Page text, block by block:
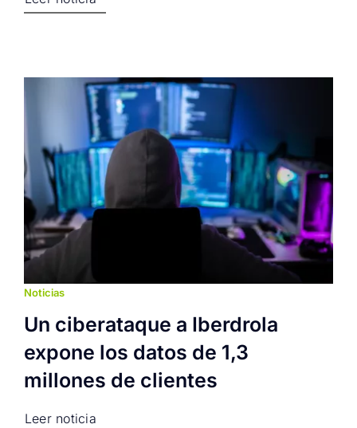
Noticias
Un ciberataque a Iberdrola
expone los datos de 1,3
millones de clientes
Leer noticia